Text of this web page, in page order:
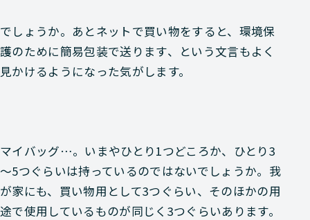
でしょうか。あとネットで買い物をすると、環境保
護のために簡易包装で送ります、という文言もよく
見かけるようになった気がします。
マイバッグ…。いまやひとり1つどころか、ひとり3
～5つぐらいは持っているのではないでしょうか。我
が家にも、買い物用として3つぐらい、そのほかの用
途で使用しているものが同じく3つぐらいあります。